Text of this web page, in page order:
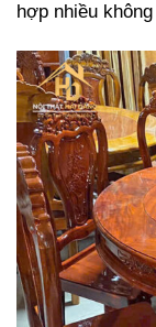
hợp nhiều